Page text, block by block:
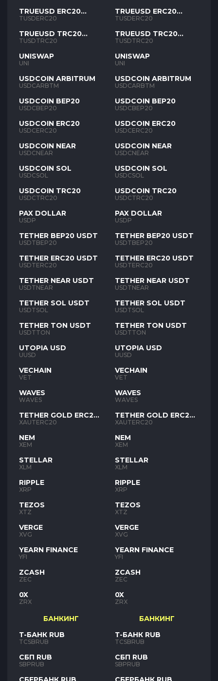
TRUEUSD ERC20
TUSD
TUSDERC20
TRUEUSD TRC20
TUSD
TUSDTRC20
UNISWAP
UNI
USDCOIN ARBITRUM
USDCARBTM
USDCOIN BEP20
USDCBEP20
USDCOIN ERC20
USDCERC20
USDCOIN NEAR
USDCNEAR
USDCOIN SOL
USDCSOL
USDCOIN TRC20
USDCTRC20
PAX DOLLAR
USDP
TETHER BEP20 USDT
USDTBEP20
TETHER ERC20 USDT
USDTERC20
TETHER NEAR USDT
USDTNEAR
TETHER SOL USDT
USDTSOL
TETHER TON USDT
USDTTON
UTOPIA USD
UUSD
VECHAIN
VET
WAVES
WAVES
TETHER GOLD ERC20
XAUT
XAUTERC20
NEM
XEM
STELLAR
XLM
RIPPLE
XRP
TEZOS
XTZ
VERGE
XVG
YEARN FINANCE
YFI
ZCASH
ZEC
0X
ZRX
БАНКИНГ
Т-БАНК RUB
TCSBRUB
СБП RUB
SBPRUB
TRUEUSD ERC20
TUSD
TUSDERC20
TRUEUSD TRC20
TUSD
TUSDTRC20
UNISWAP
UNI
USDCOIN ARBITRUM
USDCARBTM
USDCOIN BEP20
USDCBEP20
USDCOIN ERC20
USDCERC20
USDCOIN NEAR
USDCNEAR
USDCOIN SOL
USDCSOL
USDCOIN TRC20
USDCTRC20
PAX DOLLAR
USDP
TETHER BEP20 USDT
USDTBEP20
TETHER ERC20 USDT
USDTERC20
TETHER NEAR USDT
USDTNEAR
TETHER SOL USDT
USDTSOL
TETHER TON USDT
USDTTON
UTOPIA USD
UUSD
VECHAIN
VET
WAVES
WAVES
TETHER GOLD ERC20
XAUT
XAUTERC20
NEM
XEM
STELLAR
XLM
RIPPLE
XRP
TEZOS
XTZ
VERGE
XVG
YEARN FINANCE
YFI
ZCASH
ZEC
0X
ZRX
БАНКИНГ
Т-БАНК RUB
TCSBRUB
СБП RUB
SBPRUB